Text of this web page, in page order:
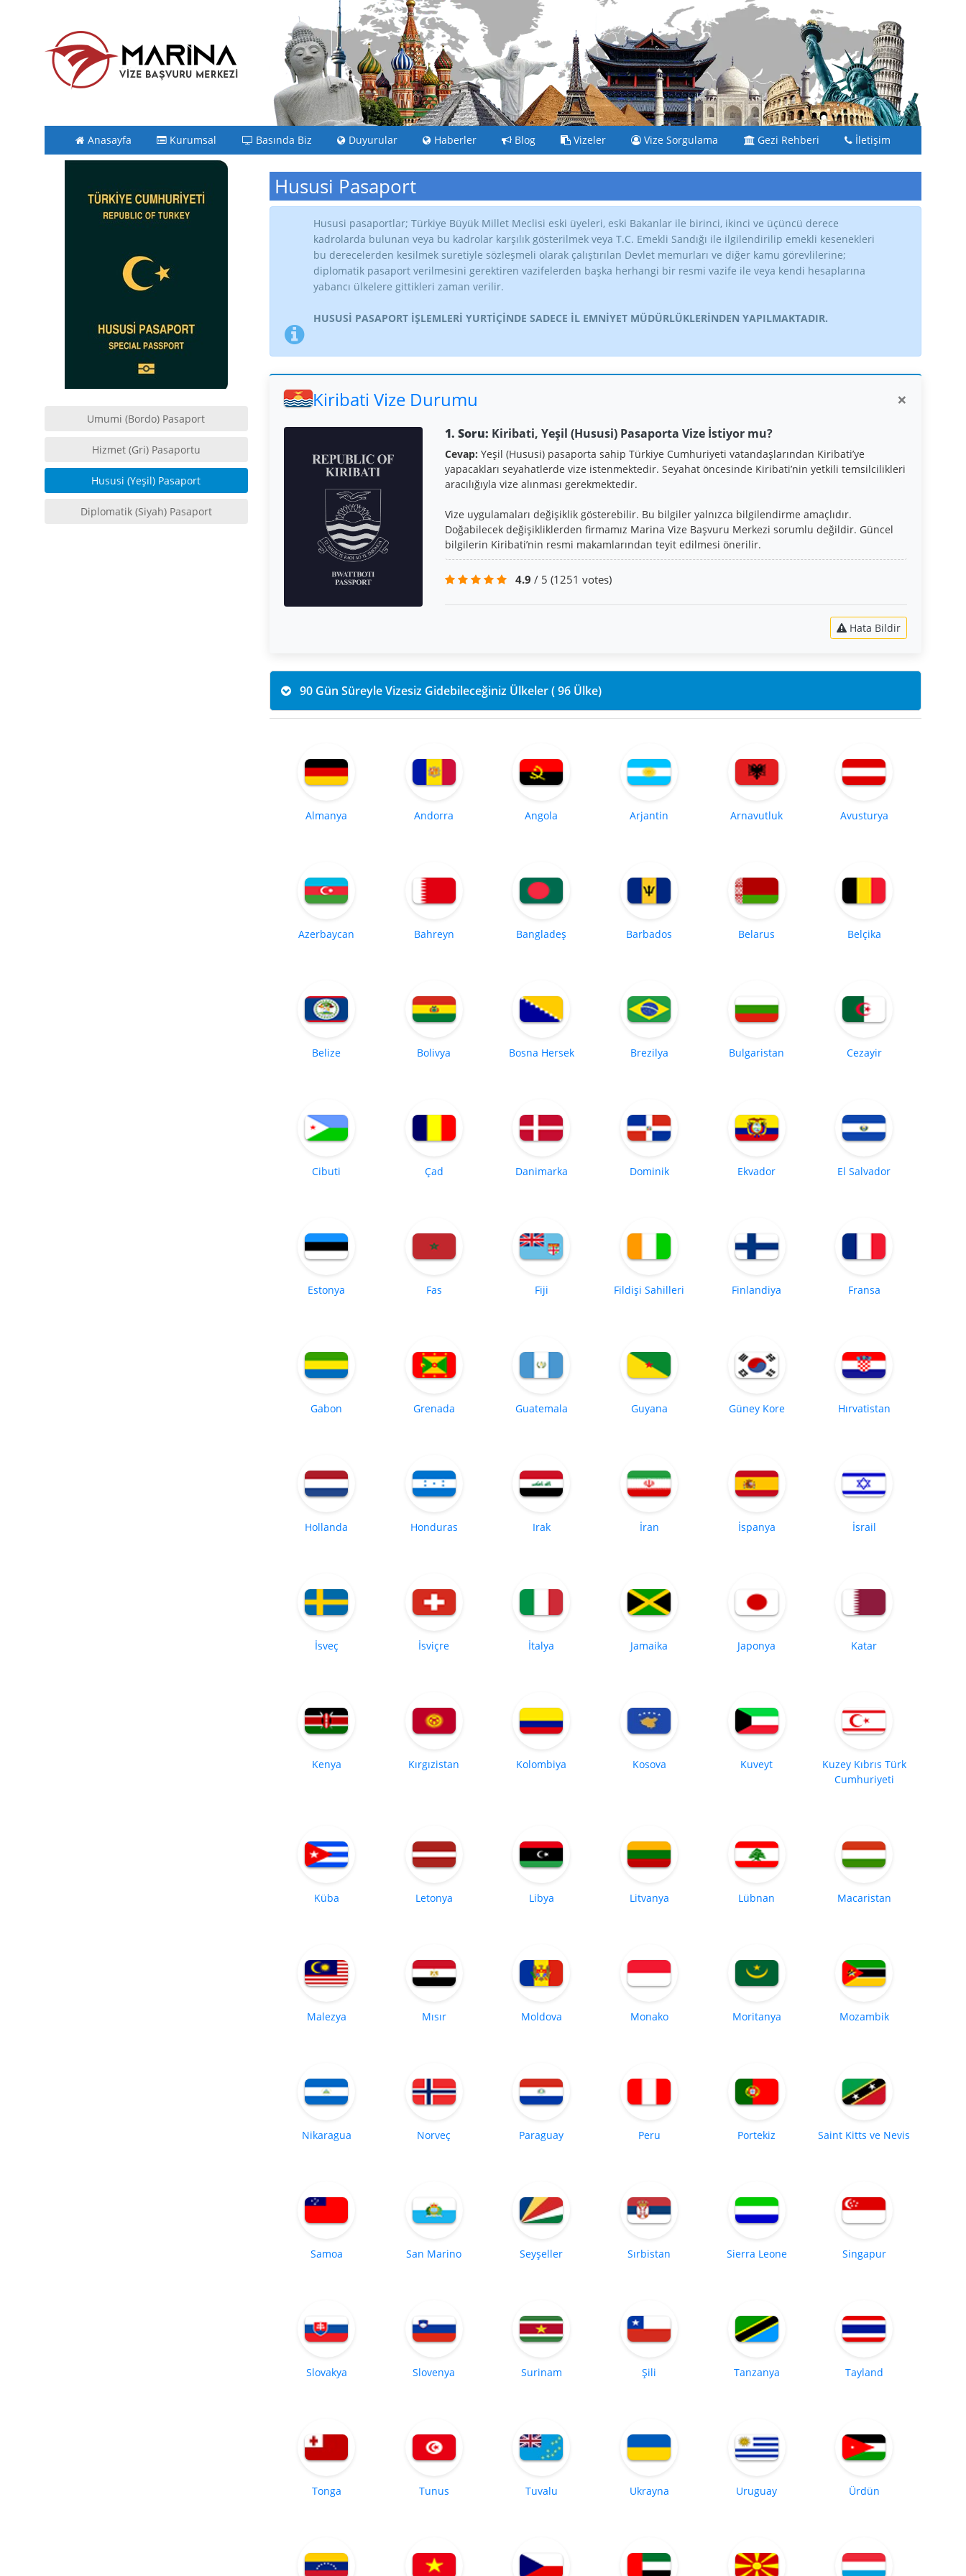
Anasayfa Kurumsal Basında Biz Duyurular Haberler Blog Vizeler Vize Sorgulama Gezi Rehberi İletişim
Umumi (Bordo) Pasaport
Hizmet (Gri) Pasaportu
Hususi (Yeşil) Pasaport
Diplomatik (Siyah) Pasaport
Hususi Pasaport
Hususi pasaportlar; Türkiye Büyük Millet Meclisi eski üyeleri, eski Bakanlar ile birinci, ikinci ve üçüncü derece
kadrolarda bulunan veya bu kadrolar karşılık gösterilmek veya T.C. Emekli Sandığı ile ilgilendirilip emekli kesenekleri
bu derecelerden kesilmek suretiyle sözleşmeli olarak çalıştırılan Devlet memurları ve diğer kamu görevlilerine;
diplomatik pasaport verilmesini gerektiren vazifelerden başka herhangi bir resmi vazife ile veya kendi hesaplarına
yabancı ülkelere gittikleri zaman verilir.
HUSUSİ PASAPORT İŞLEMLERİ YURTİÇİNDE SADECE İL EMNİYET MÜDÜRLÜKLERİNDEN YAPILMAKTADIR.
Kiribati Vize Durumu ×
1. Soru: Kiribati, Yeşil (Hususi) Pasaporta Vize İstiyor mu?
Cevap: Yeşil (Hususi) pasaporta sahip Türkiye Cumhuriyeti vatandaşlarından Kiribati’ye
yapacakları seyahatlerde vize istenmektedir. Seyahat öncesinde Kiribati’nin yetkili temsilcilikleri
aracılığıyla vize alınması gerekmektedir.
Vize uygulamaları değişiklik gösterebilir. Bu bilgiler yalnızca bilgilendirme amaçlıdır.
Doğabilecek değişikliklerden firmamız Marina Vize Başvuru Merkezi sorumlu değildir. Güncel
bilgilerin Kiribati’nin resmi makamlarından teyit edilmesi önerilir.
4.9 / 5 (1251 votes)
Hata Bildir
90 Gün Süreyle Vizesiz Gidebileceğiniz Ülkeler ( 96 Ülke)
Almanya Andorra Angola Arjantin Arnavutluk Avusturya
Azerbaycan Bahreyn Bangladeş Barbados Belarus Belçika
Belize Bolivya Bosna Hersek Brezilya Bulgaristan Cezayir
Cibuti Çad Danimarka Dominik Ekvador El Salvador
Estonya Fas Fiji Fildişi Sahilleri Finlandiya Fransa
Gabon Grenada Guatemala Guyana Güney Kore Hırvatistan
Hollanda Honduras Irak İran İspanya İsrail
İsveç İsviçre İtalya Jamaika Japonya Katar
Kenya Kırgızistan Kolombiya Kosova Kuveyt
Kuzey Kıbrıs Türk
Cumhuriyeti
Küba Letonya Libya Litvanya Lübnan Macaristan
Malezya Mısır Moldova Monako Moritanya Mozambik
Nikaragua Norveç Paraguay Peru Portekiz Saint Kitts ve Nevis
Samoa San Marino Seyşeller Sırbistan Sierra Leone Singapur
Slovakya Slovenya Surinam Şili Tanzanya Tayland
Tonga Tunus Tuvalu Ukrayna Uruguay Ürdün